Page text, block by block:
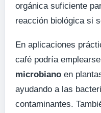
orgánica suficiente
reacción biológica si
En aplicaciones
café podría
microbiano en
ayudando a las
contaminantes.